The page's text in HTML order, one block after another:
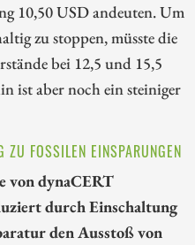
10,50 USD andeuten. Um
zu stoppen, müsste die
bei 12,5 und 15,5
ist aber noch ein steiniger
ZU FOSSILEN EINSPARUNGEN
von dynaCERT
durch Einschaltung
den Ausstoß von